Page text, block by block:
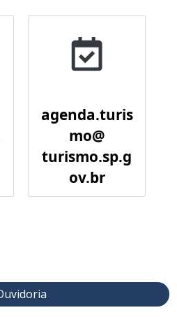
agenda.turis
mo@
turismo.sp.g
ov.br